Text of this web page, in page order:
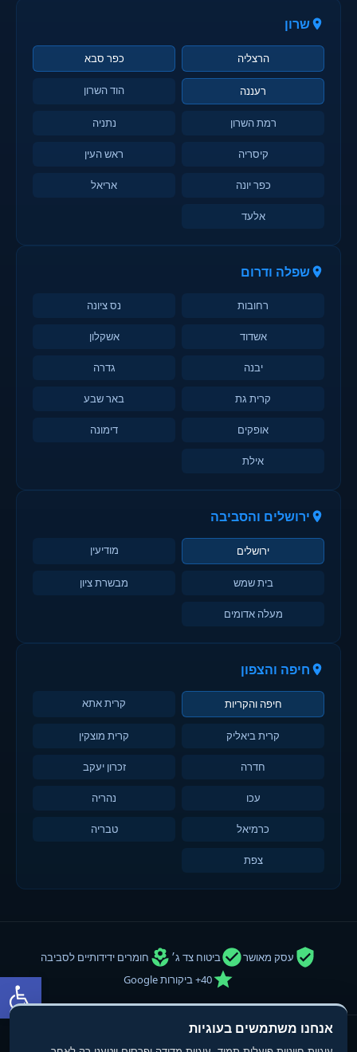
פתח
שרון
הרצליה כפר סבא
רעננה הוד השרון
רמת השרון נתניה
קיסריה ראש העין
כפר יונה אריאל
אלעד
שפלה ודרום
רחובות נס ציונה
אשדוד אשקלון
יבנה גדרה
קרית גת באר שבע
אופקים דימונה
אילת
ירושלים והסביבה
ירושלים מודיעין
בית שמש מבשרת ציון
מעלה אדומים
חיפה והצפון
חיפה והקריות קרית אתא
קרית ביאליק קרית מוצקין
חדרה זכרון יעקב
עכו נהריה
כרמיאל טבריה
צפת
עסק מאושר ביטוח צד ג׳
חומרים ידידותיים לסביבה
40+ ביקורות Google
אנחנו משתמשים בעוגיות